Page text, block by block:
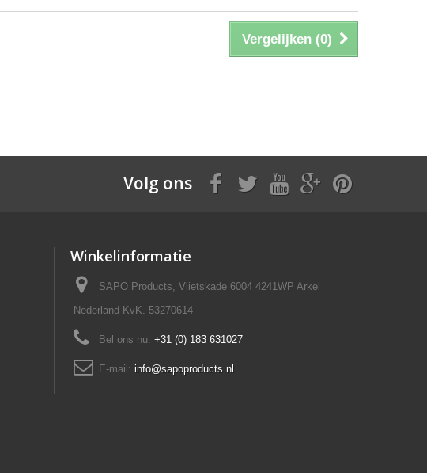
Vergelijken (0)
Volg ons
Winkelinformatie
SAPO Products, Vlietskade 6004 4241WP Arkel
Nederland KvK. 53270614
Bel ons nu: +31 (0) 183 631027
E-mail: info@sapoproducts.nl